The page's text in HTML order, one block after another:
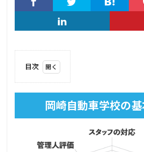
目次
岡崎自動車学校の